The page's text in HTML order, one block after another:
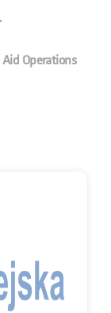
Operations